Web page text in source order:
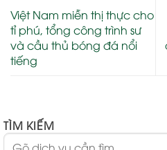
Việt Nam miễn thị thực cho
tỉ phú, tổng công trình sư
và cầu thủ bóng đá nổi
tiếng
TÌM KIẾM